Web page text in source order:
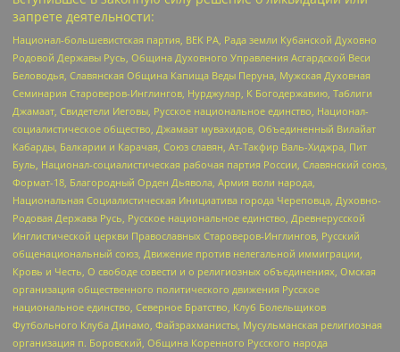
запрете деятельности:
Национал-большевистская партия, ВЕК РА, Рада земли Кубанской Духовно
Родовой Державы Русь, Община Духовного Управления Асгардской Веси
Беловодья, Славянская Община Капища Веды Перуна, Мужская Духовная
Семинария Староверов-Инглингов, Нурджулар, К Богодержавию, Таблиги
Джамаат, Свидетели Иеговы, Русское национальное единство, Национал-
социалистическое общество, Джамаат мувахидов, Объединенный Вилайат
Кабарды, Балкарии и Карачая, Союз славян, Ат-Такфир Валь-Хиджра, Пит
Буль, Национал-социалистическая рабочая партия России, Славянский союз,
Формат-18, Благородный Орден Дьявола, Армия воли народа,
Национальная Социалистическая Инициатива города Череповца, Духовно-
Родовая Держава Русь, Русское национальное единство, Древнерусской
Инглистической церкви Православных Староверов-Инглингов, Русский
общенациональный союз, Движение против нелегальной иммиграции,
Кровь и Честь, О свободе совести и о религиозных объединениях, Омская
организация общественного политического движения Русское
национальное единство, Северное Братство, Клуб Болельщиков
Футбольного Клуба Динамо, Файзрахманисты, Мусульманская религиозная
организация п. Боровский, Община Коренного Русского народа